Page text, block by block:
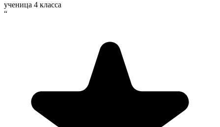
ученица 4 класса
“